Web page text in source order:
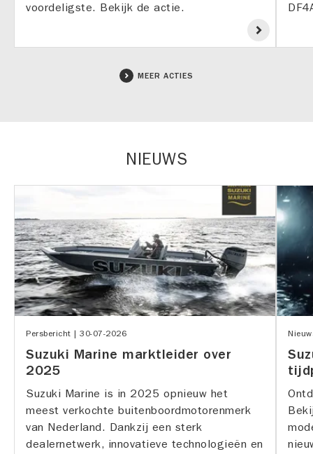
voordeligste. Bekijk de actie.
MEER ACTIES
NIEUWS
Persbericht | 30-07-2026
Suzuki Marine marktleider over
2025
Suzuki Marine is in 2025 opnieuw het
meest verkochte buitenboordmotorenmerk
van Nederland. Dankzij een sterk
dealernetwerk, innovatieve technologieën en